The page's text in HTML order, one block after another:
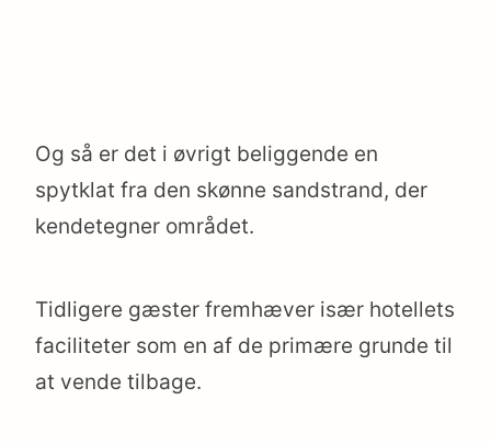
Og så er det i øvrigt beliggende en
spytklat fra den skønne sandstrand, der
kendetegner området.
Tidligere gæster fremhæver især hotellets
faciliteter som en af de primære grunde til
at vende tilbage.